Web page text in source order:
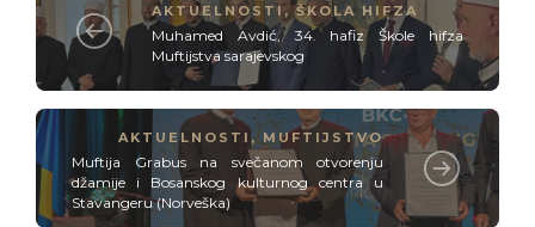
AKTUELNOSTI ,ŠKOLA HIFZA
Muhamed Avdić, 34. hafiz Škole hifza
Muftijstva sarajevskog
AKTUELNOSTI ,MUFTIJSTVO
Muftija Grabus na svečanom otvorenju
džamije i Bosanskog kulturnog centra u
Stavangeru (Norveška)